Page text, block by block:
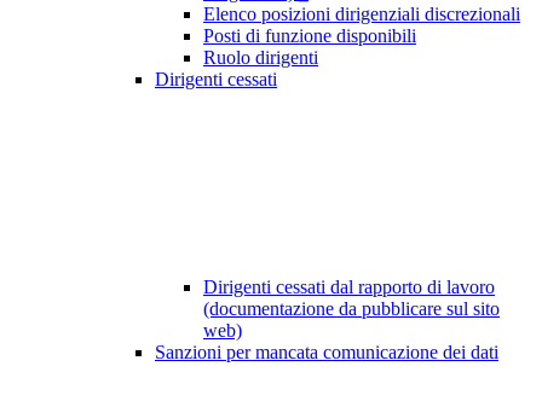
Elenco posizioni dirigenziali discrezionali
Posti di funzione disponibili
Ruolo dirigenti
Dirigenti cessati
Dirigenti cessati dal rapporto di lavoro
(documentazione da pubblicare sul sito
web)
Sanzioni per mancata comunicazione dei dati